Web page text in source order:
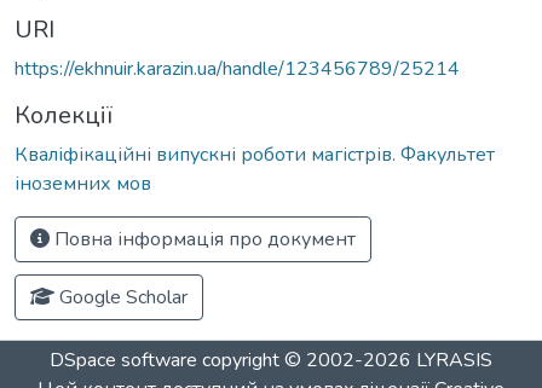
URI
https://ekhnuir.karazin.ua/handle/123456789/25214
Колекції
Кваліфікаційні випускні роботи магістрів. Факультет
іноземних мов
Повна інформація про документ
Google Scholar
DSpace software copyright © 2002-2026 LYRASIS